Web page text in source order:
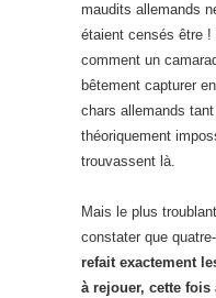
maudits allemands
étaient censés être
comment un
bêtement capturer
chars allemands
théoriquement
trouvassent là.
Mais le plus
constater que
refait exactement
à rejouer, cette fois